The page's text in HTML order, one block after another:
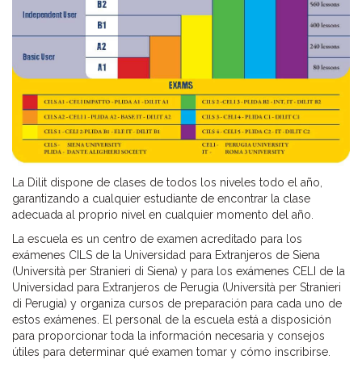
La Dilit dispone de clases de todos los niveles todo el año,
garantizando a cualquier estudiante de encontrar la clase
adecuada al proprio nivel en cualquier momento del año.
La escuela es un centro de examen acreditado para los
exámenes CILS de la Universidad para Extranjeros de Siena
(Università per Stranieri di Siena) y para los exámenes CELI de la
Universidad para Extranjeros de Perugia (Università per Stranieri
di Perugia) y organiza cursos de preparación para cada uno de
estos exámenes. El personal de la escuela está a disposición
para proporcionar toda la información necesaria y consejos
útiles para determinar qué examen tomar y cómo inscribirse.